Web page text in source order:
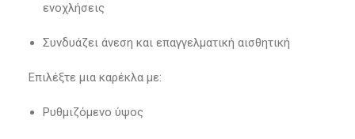
ενοχλήσεις
Συνδυάζει άνεση και επαγγελματική αισθητική
Επιλέξτε μια καρέκλα με:
Ρυθμιζόμενο ύψος